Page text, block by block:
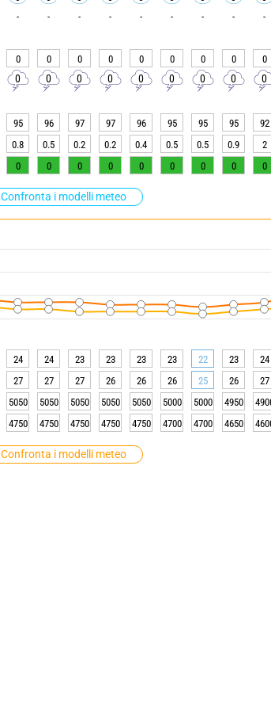
Confronta i modelli meteo
Confronta i modelli meteo
- - - - - - - - -
0 0 0 0 0 0 0 0 0
0 0 0 0 0 0 0 0 0
95 96 97 97 96 95 95 95 92
0.8 0.5 0.2 0.2 0.4 0.5 0.5 0.9 2
0 0 0 0 0 0 0 0 0
24 24 23 23 23 23 22 23 24
27 27 27 26 26 26 25 26 27
5050 5050 5050 5050 5050 5000 5000 4950
4750 4750 4750 4750 4750 4700 4700 4650